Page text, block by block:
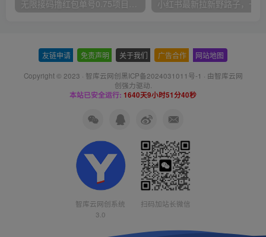
无限接码撸红包单号0.75项目无偿分享给你【揭秘】
友链申请 免责声明 关于我们 广告合作 网站地图
Copyright © 2023 · 智库云网创黑ICP备2024031011号-1 · 由智库云网
创强力驱动.
本站已安全运行: 1640天9小时51分40秒
智库云网创系统
3.0
扫码加站长微信